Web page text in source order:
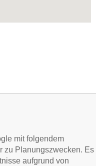
mit folgendem
zu Planungszwecken. Es
aufgrund von